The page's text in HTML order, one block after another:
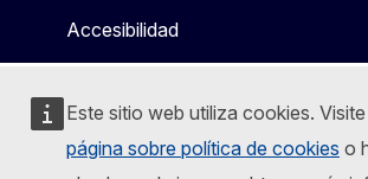
Este sitio web utiliza cookies.
página sobre política de cookies o
Accesibilidad